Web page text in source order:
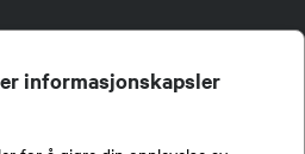
informasjonskapsler